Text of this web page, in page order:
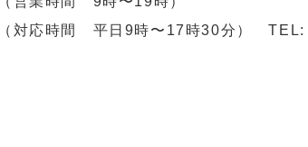
対応時間 平日9時〜17時30分） TEL: